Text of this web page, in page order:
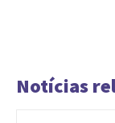
Notícias